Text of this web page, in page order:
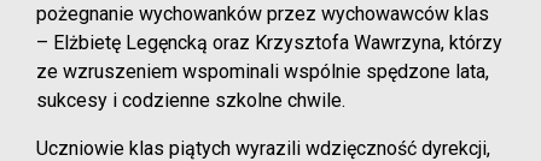
pożegnanie wychowanków przez wychowawców klas
– Elżbietę Legęncką oraz Krzysztofa Wawrzyna, którzy
ze wzruszeniem wspominali wspólnie spędzone lata,
sukcesy i codzienne szkolne chwile.
Uczniowie klas piątych wyrazili wdzięczność dyrekcji,